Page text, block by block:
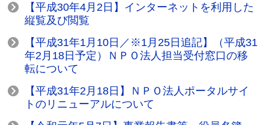
【平成30年4月2日】インターネットを利用した
縦覧及び閲覧
【平成31年1月10日／※1月25日追記】（平成31
年2月18日予定）ＮＰＯ法人担当受付窓口の移
転について
【平成31年2月18日】ＮＰＯ法人ポータルサイ
トのリニューアルについて